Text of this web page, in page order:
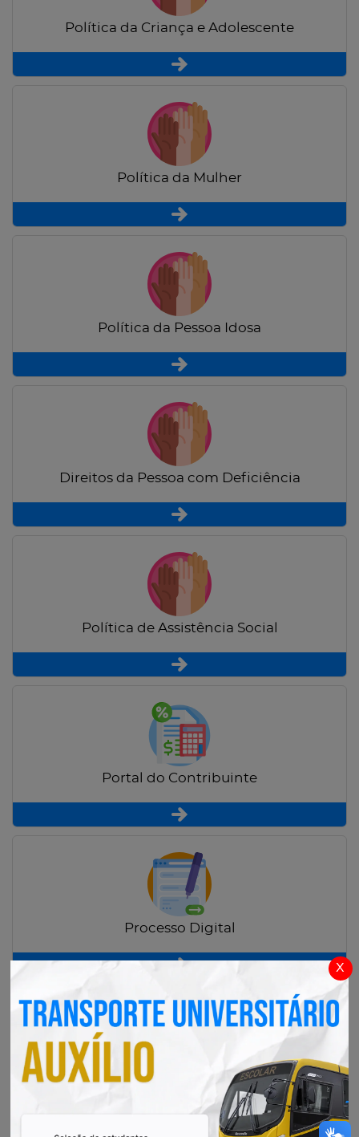
x
Política da Criança e Adolescente
Política da Mulher
Política da Pessoa Idosa
Direitos da Pessoa com Deficiência
Política de Assistência Social
Portal do Contribuinte
Processo Digital
Radar Transparência Pública